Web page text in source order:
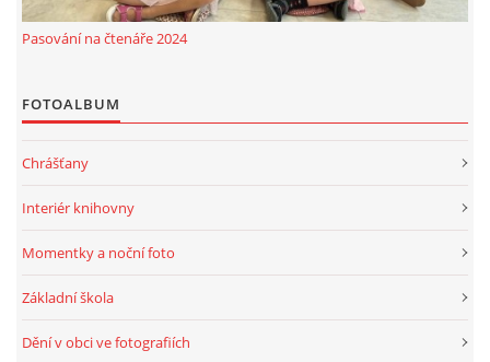
Pasování na čtenáře 2024
FOTOALBUM
Chrášťany
Interiér knihovny
Momentky a noční foto
Základní škola
Dění v obci ve fotografiích